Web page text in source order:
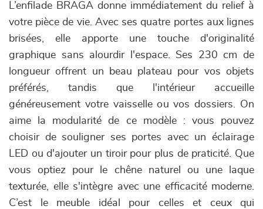
L’enfilade BRAGA donne immédiatement du relief à
votre pièce de vie. Avec ses quatre portes aux lignes
brisées, elle apporte une touche d'originalité
graphique sans alourdir l'espace. Ses 230 cm de
longueur offrent un beau plateau pour vos objets
préférés, tandis que l'intérieur accueille
généreusement votre vaisselle ou vos dossiers. On
aime la modularité de ce modèle : vous pouvez
choisir de souligner ses portes avec un éclairage
LED ou d'ajouter un tiroir pour plus de praticité. Que
vous optiez pour le chêne naturel ou une laque
texturée, elle s'intègre avec une efficacité moderne.
C’est le meuble idéal pour celles et ceux qui